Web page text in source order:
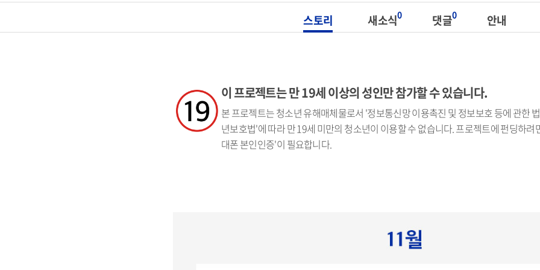
스토리 새소식0 댓글0 안내
이 프로젝트는 만 19세 이상의 성인만 참가할 수 있습니다.
본 프로젝트는 청소년 유해매체물로서 '정보통신망 이용촉진 및 정보보호 등에 관한
년보호법'에 따라 만 19세 미만의 청소년이 이용할 수 없습니다. 프로젝트에 펀딩하려
대폰 본인인증'이 필요합니다.